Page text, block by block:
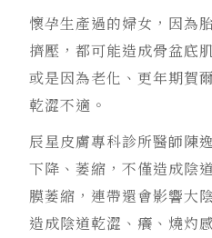
懷孕生產過的婦女，因為
擠壓，都可能造成骨盆底
或是因為老化、更年期賀
乾澀不適。
辰星皮膚專科診所醫師陳
下降、萎縮，不僅造成陰
膜萎縮，連帶還會影響大
造成陰道乾澀、癢、燒灼